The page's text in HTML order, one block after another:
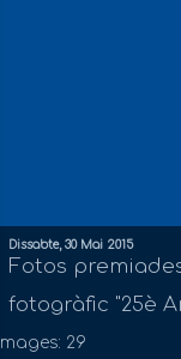
Dissabte, 30 Mai 2015
Fotos
fotogràfic "25è
Images: 29